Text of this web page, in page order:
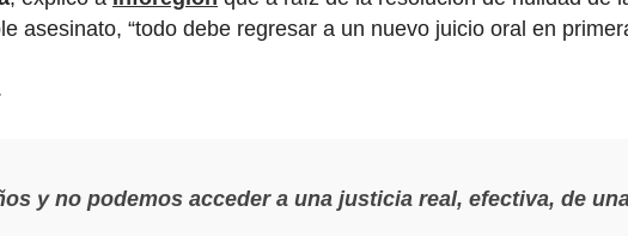
“todo debe regresar a un nuevo juicio oral en
y no podemos acceder a una justicia real, efectiva, de